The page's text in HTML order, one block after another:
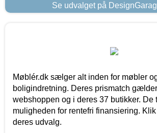
Se udvalget på
Møblér.dk sælger alt inden for møbler
boligindretning. Deres prismatch
webshoppen og i deres 37 butikker. De
muligheden for rentefri finansiering.
deres udvalg.